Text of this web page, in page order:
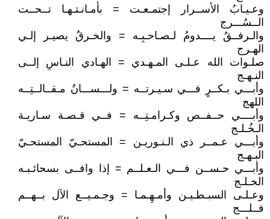
وعـيـابُ الأســرار إجتمـعـت = بأمـانـتـهـا تــحــت
الــسُـــرج
والـرفــقُ يــــدومُ لـصـاحـبِـه = والخـرقُ يصيـر إلـي
الهـرج
صلـوات الله عـلـى المـهـدي = الهـادي النـاسِ إلــى
النـهـج
وأبـــي بـكــرٍ فـــي سـيـرتــه = ولـــســـانُ مـقــالــتِــه
اللهج
وأبــــي حــفــص وكـرامـتِــه = فــي قـصـة سـاريـة
الـخُـلـج
وأبـــي عـمــر ذي الـنـوريـن = المستحـيّ المستحـيّ
البـهـج
وأبـــي حـســن فـــي الـعـلــم = إذا وافــى بسحائـبـه
الخـلـج
وعـلـى السبـطـيـن وأمـهِـمـا = وجـمـيــع الآل بــهــم
فــلـــج